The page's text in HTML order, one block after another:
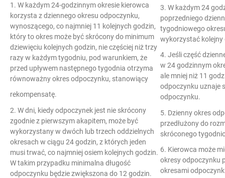
1. W każdym 24-godzinnym okresie kierowca
korzysta z dziennego okresu odpoczynku,
wynoszącego, co najmniej 11 kolejnych godzin,
który to okres może być skrócony do minimum
dziewięciu kolejnych godzin, nie częściej niż trzy
razy w każdym tygodniu, pod warunkiem, że
przed upływem następnego tygodnia otrzyma
równoważny okres odpoczynku, stanowiący
rekompensatę.
2. W dni, kiedy odpoczynek jest nie skrócony
zgodnie z pierwszym akapitem, może być
wykorzystany w dwóch lub trzech oddzielnych
okresach w ciągu 24 godzin, z których jeden
musi trwać, co najmniej osiem kolejnych godzin.
W takim przypadku minimalna długość
odpoczynku będzie zwiększona do 12 godzin.
3. W każdym 24
poprzedniego
tygodniowego
wykorzystać kolejny
4. Jeśli część
w 24 godzinnym
ale mniej niż 11
odpoczynku uznaje
odpoczynku.
5. Dzienny okres
przedłużony do
skróconego
6. Kierowca może
okresy odpoczynku
okresami